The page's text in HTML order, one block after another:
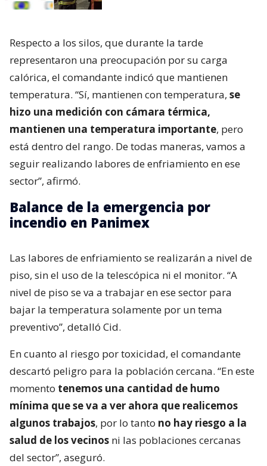
Respecto a los silos, que durante la tarde
representaron una preocupación por su carga
calórica, el comandante indicó que mantienen
temperatura. “Sí, mantienen con temperatura, se
hizo una medición con cámara térmica,
mantienen una temperatura importante, pero
está dentro del rango. De todas maneras, vamos a
seguir realizando labores de enfriamiento en ese
sector”, afirmó.
Balance de la emergencia por
incendio en Panimex
Las labores de enfriamiento se realizarán a nivel de
piso, sin el uso de la telescópica ni el monitor. “A
nivel de piso se va a trabajar en ese sector para
bajar la temperatura solamente por un tema
preventivo”, detalló Cid.
En cuanto al riesgo por toxicidad, el comandante
descartó peligro para la población cercana. “En este
momento tenemos una cantidad de humo
mínima que se va a ver ahora que realicemos
algunos trabajos, por lo tanto no hay riesgo a la
salud de los vecinos ni las poblaciones cercanas
del sector”, aseguró.